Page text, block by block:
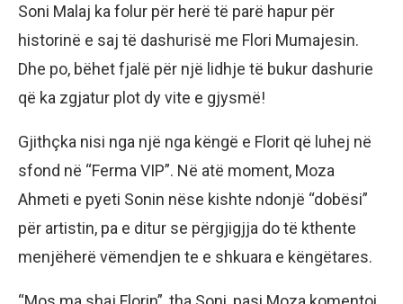
Soni Malaj ka folur për herë të parë hapur për
historinë e saj të dashurisë me Flori Mumajesin.
Dhe po, bëhet fjalë për një lidhje të bukur dashurie
që ka zgjatur plot dy vite e gjysmë!
Gjithçka nisi nga një nga këngë e Florit që luhej në
sfond në “Ferma VIP”. Në atë moment, Moza
Ahmeti e pyeti Sonin nëse kishte ndonjë “dobësi”
për artistin, pa e ditur se përgjigjja do të kthente
menjëherë vëmendjen te e shkuara e këngëtares.